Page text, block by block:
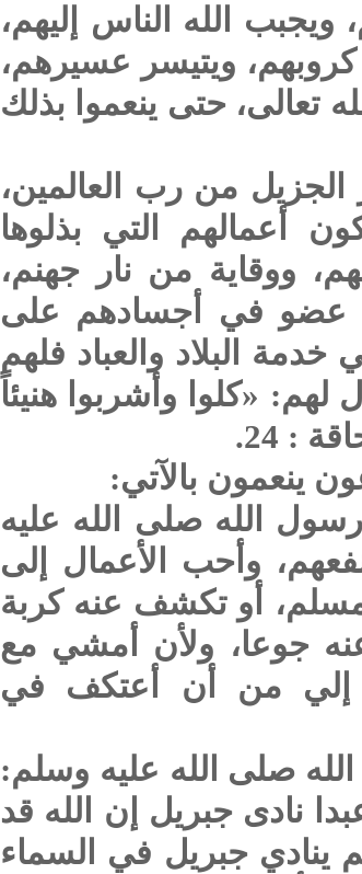
الله الناس إليهم،
ويتيسر عسيرهم،
تعالى، حتى ينعموا بذلك
الجزيل من رب العالمين،
أعمالهم التي بذلوها
ووقاية من نار جهنم،
عضو في أجسادهم على
البلاد والعباد فلهم
لهم: «كلوا وأشربوا هنيئاً
: 24.
ينعمون بالآتي:
الله صلى الله عليه
وأحب الأعمال إلى
أو تكشف عنه كربة
جوعا، ولأن أمشي مع
إلي من أن أعتكف في
صلى الله عليه وسلم:
نادى جبريل إن الله قد
ينادي جبريل في السماء